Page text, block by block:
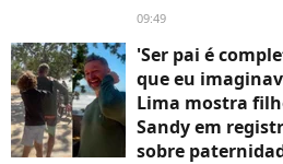
09:49
'Ser pai é
que eu
Lima mostra
Sandy em
sobre